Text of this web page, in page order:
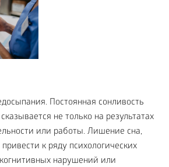
Постоянная сонливость
не только на результатах
или работы. Лишение сна,
к ряду психологических
нарушений или